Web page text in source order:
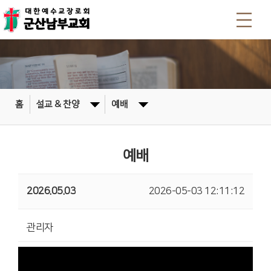
홈 설교 & 찬양 예배
예배
2026.05.03 2026-05-03 12:11:12
관리자